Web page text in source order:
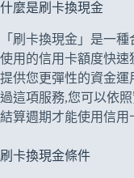
什麼是刷卡換現金
「刷卡換現金」是一
使用的信用卡額度快速
提供您更彈性的資金
過這項服務,您可以依
結算週期才能使用信用
刷卡換現金條件